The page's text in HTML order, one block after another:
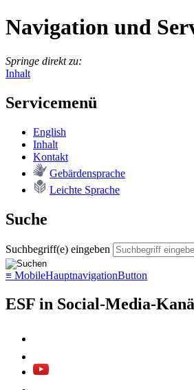
Navigation und
Springe direkt zu:
Inhalt
Servicemenü
English
In­halt
Kon­takt
Ge­bär­den­spra­che
Leich­te Spra­che
Suche
Suchbegriff(e) eingeben
≡ MobileHauptnavigationButton
ESF in Social-Media-